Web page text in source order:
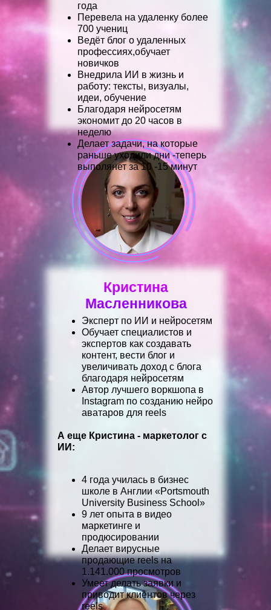
Эксперт по ИИ и нейросетям
Обучает специалистов и
экспертов как создавать
контент, вести блог и
увеличивать доход с блога
благодаря нейросетям
Автор лучшего воркшопа в
Instagram по созданию нейро
аватаров для reels
А еще Кристина - маркетолог с
ИИ:
4 года училась в бизнес
школе в Англии «Portsmouth
University Business School»
9 лет опыта в видео
маркетинге и
продюсировании
Делает вирусные
продающие reels на
1.141.000 просмотров
Умеет делать заявки и
приводит клиентов через
reels
Кристина
Масленникова
года
Перевела на удаленку более
700 учениц
Ведёт блог о удаленных
профессиях,обучает
новичков
Внедрила ИИ в жизнь и
работу: тексты, визуалы,
идеи, обучение
Благодаря нейросетям
экономит до 20 часов в
неделю
Делает задачи, на которые
раньше уходили дни -теперь
выполянет за 10 -15 минут